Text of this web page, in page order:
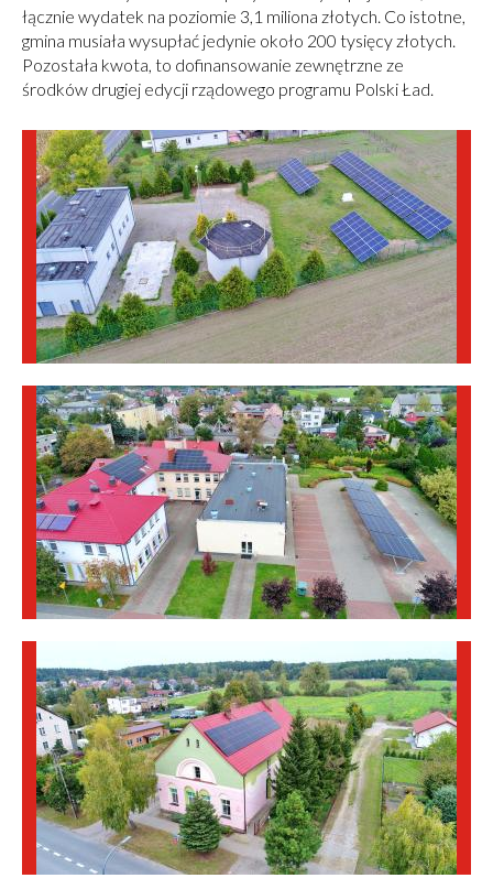
łącznie wydatek na poziomie 3,1 miliona złotych. Co istotne,
gmina musiała wysupłać jedynie około 200 tysięcy złotych.
Pozostała kwota, to dofinansowanie zewnętrzne ze
środków drugiej edycji rządowego programu Polski Ład.
Obrazki
galerii: